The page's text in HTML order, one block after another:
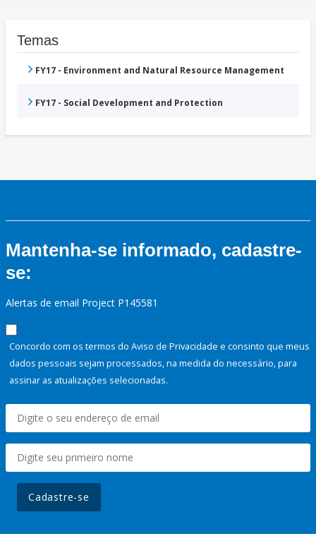
Temas
FY17 - Environment and Natural Resource Management
FY17 - Social Development and Protection
Mantenha-se informado, cadastre-
se:
Alertas de email Project P145581
Concordo com os termos do Aviso de Privacidade e consinto que meus
dados pessoais sejam processados, na medida do necessário, para
assinar as atualizações selecionadas.
Cadastre-se